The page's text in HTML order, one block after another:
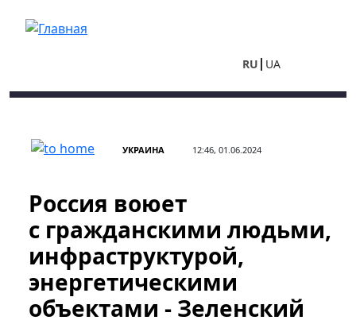
RU UA
УКРАИНА 12:46, 01.06.2024
Россия воюет
с гражданскими людьми,
инфраструктурой,
энергетическими
объектами - Зеленский